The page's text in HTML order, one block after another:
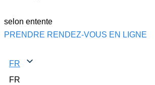
selon entente
PRENDRE RENDEZ-VOUS EN LIGNE
FR
FR